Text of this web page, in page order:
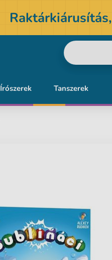
Raktárkiárusítás,
Írószerek Tanszerek